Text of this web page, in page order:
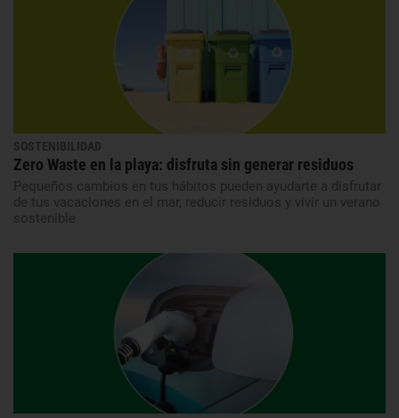
SOSTENIBILIDAD
Zero Waste en la playa: disfruta sin generar residuos
Pequeños cambios en tus hábitos pueden ayudarte a disfrutar
de tus vacaciones en el mar, reducir residuos y vivir un verano
sostenible